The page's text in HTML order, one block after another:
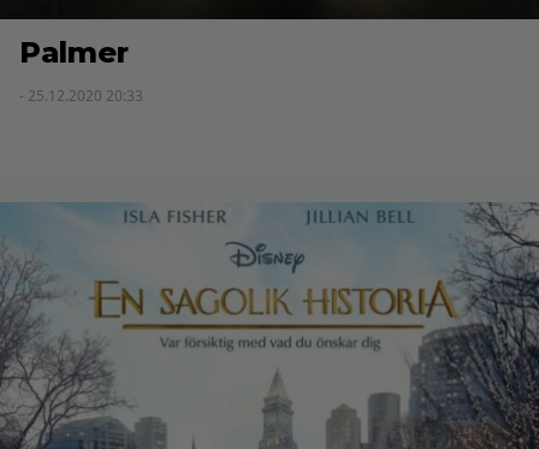
Palmer
- 25.12.2020 20:33